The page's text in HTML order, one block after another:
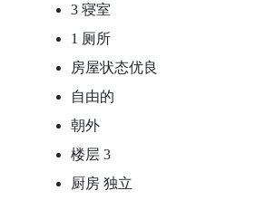
3 寝室
1 厕所
房屋状态优良
自由的
朝外
楼层 3
厨房 独立